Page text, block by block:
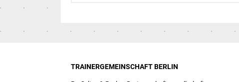
TRAINERGEMEINSCHAFT BERLIN